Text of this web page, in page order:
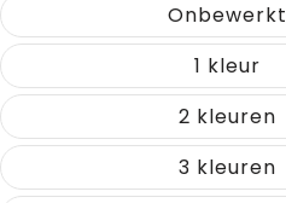
Onbewerkt
1
2
3